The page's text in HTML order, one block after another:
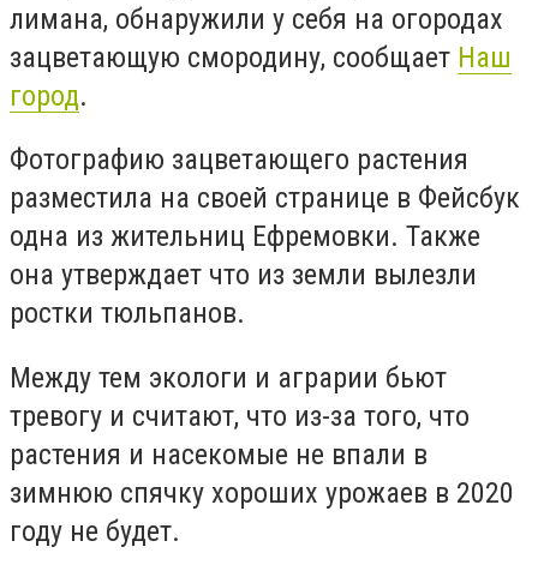
лимана, обнаружили у себя на огородах
зацветающую смородину, сообщает Наш
город.
Фотографию зацветающего растения
разместила на своей странице в Фейсбук
одна из жительниц Ефремовки. Также
она утверждает что из земли вылезли
ростки тюльпанов.
Между тем экологи и аграрии бьют
тревогу и считают, что из-за того, что
растения и насекомые не впали в
зимнюю спячку хороших урожаев в 2020
году не будет.